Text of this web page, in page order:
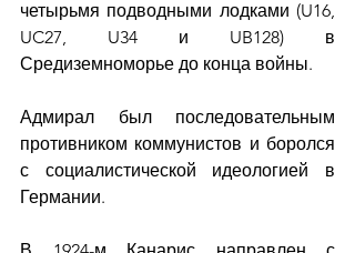
четырьмя подводными лодками (U16,
UC27, U34 и UB128) в
Средиземноморье до конца войны.
Адмирал был последовательным
противником коммунистов и боролся
с социалистической идеологией в
Германии.